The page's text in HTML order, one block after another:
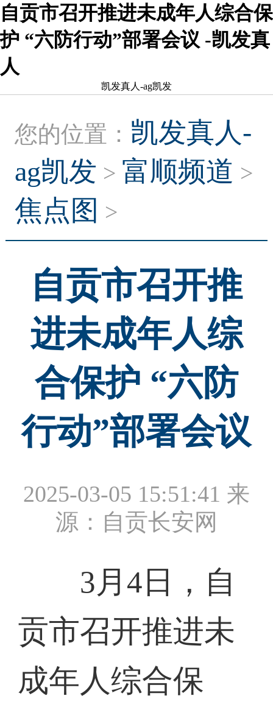
自贡市召开推进未成年人综合保
护 “六防行动”部署会议 -凯发真
人
凯发真人-ag凯发
您的位置： 凯发真人-
ag凯发 > 富顺频道 >
焦点图 >
自贡市召开推
进未成年人综
合保护 “六防
行动”部署会议
2025-03-05 15:51:41 来
源：自贡长安网
3月4日，自
贡市召开推进未
成年人综合保